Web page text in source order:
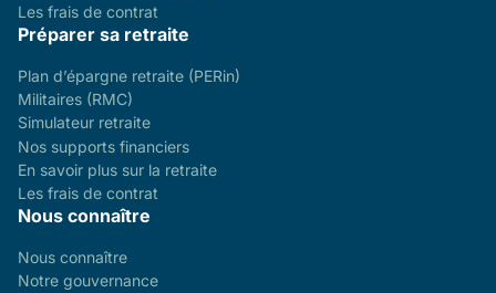
Les frais de contrat
Préparer sa retraite
Plan d’épargne retraite (PERin)
Militaires (RMC)
Simulateur retraite
Nos supports financiers
En savoir plus sur la retraite
Les frais de contrat
Nous connaître
Nous connaître
Notre gouvernance